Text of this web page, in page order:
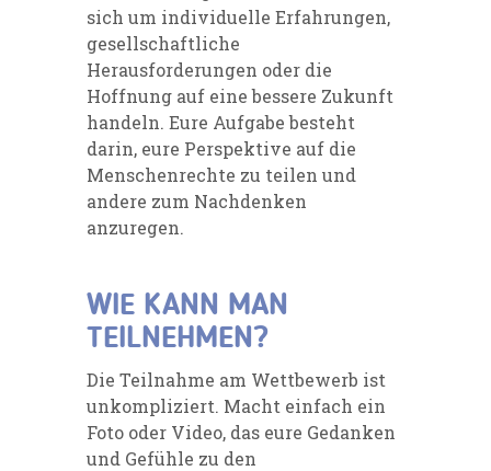
sich um individuelle Erfahrungen,
gesellschaftliche
Herausforderungen oder die
Hoffnung auf eine bessere Zukunft
handeln. Eure Aufgabe besteht
darin, eure Perspektive auf die
Menschenrechte zu teilen und
andere zum Nachdenken
anzuregen.
WIE KANN MAN
TEILNEHMEN?
Die Teilnahme am Wettbewerb ist
unkompliziert. Macht einfach ein
Foto oder Video, das eure Gedanken
und Gefühle zu den